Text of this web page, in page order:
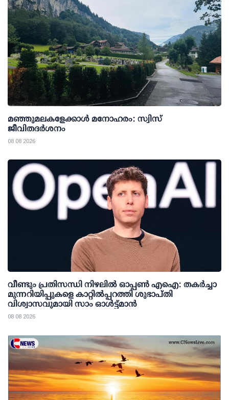
മഞ്ഞുമലകളേക്കാൾ മനോഹരം: സ്വിസ്
ജീവിതദർശനം
08 08 2026
വീണ്ടും പ്രതിസന്ധി നിഴലില്‍ ഓപ്പണ്‍ എഐ: തകര്‍ച്ചാ
മുന്നറിയിപ്പുകളെ കാറ്റില്‍പ്പറത്തി ശുഭാപ്തി
വിശ്വാസവുമായി സാം ഓള്‍ട്ട്മാന്‍
08 08 2026